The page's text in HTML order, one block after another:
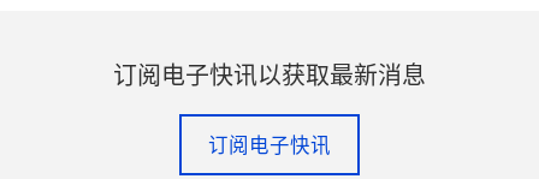
订阅电子快讯以获取最新消息
订阅电子快讯